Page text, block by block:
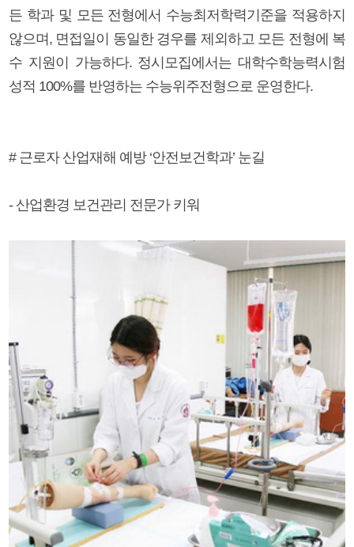
든 학과 및 모든 전형에서 수능최저학력기준을 적용하지
않으며, 면접일이 동일한 경우를 제외하고 모든 전형에 복
수 지원이 가능하다. 정시모집에서는 대학수학능력시험
성적 100%를 반영하는 수능위주전형으로 운영한다.
# 근로자 산업재해 예방 ‘안전보건학과’ 눈길
- 산업환경 보건관리 전문가 키워